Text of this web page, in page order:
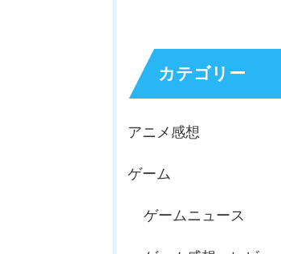
カテゴリー
アニメ感想
ゲーム
ゲームニュース